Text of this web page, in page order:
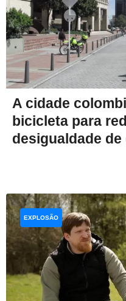
A cidade
bicicleta para
desigualdade de
EXPLOSÃO